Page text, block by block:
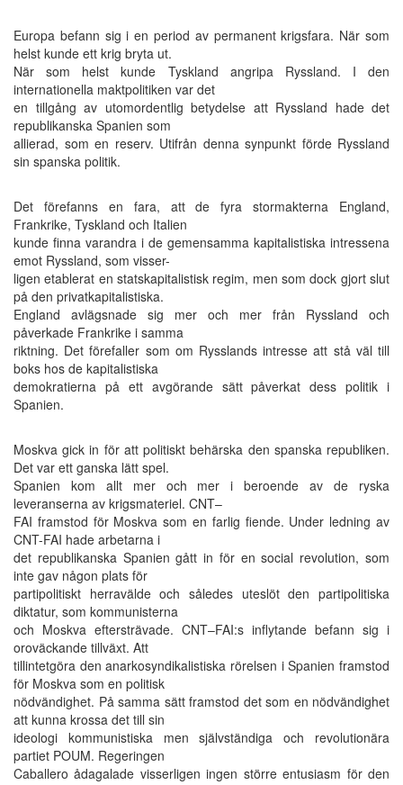
Europa befann sig i en period av permanent krigsfara. När som
helst kunde ett krig bryta ut.
När som helst kunde Tyskland angripa Ryssland. I den
internationella maktpolitiken var det
en tillgång av utomordentlig betydelse att Ryssland hade det
republikanska Spanien som
allierad, som en reserv. Utifrån denna synpunkt förde Ryssland
sin spanska politik.
Det förefanns en fara, att de fyra stormakterna England,
Frankrike, Tyskland och Italien
kunde finna varandra i de gemensamma kapitalistiska intressena
emot Ryssland, som visser-
ligen etablerat en statskapitalistisk regim, men som dock gjort slut
på den privatkapitalistiska.
England avlägsnade sig mer och mer från Ryssland och
påverkade Frankrike i samma
riktning. Det förefaller som om Rysslands intresse att stå väl till
boks hos de kapitalistiska
demokratierna på ett avgörande sätt påverkat dess politik i
Spanien.
Moskva gick in för att politiskt behärska den spanska republiken.
Det var ett ganska lätt spel.
Spanien kom allt mer och mer i beroende av de ryska
leveranserna av krigsmateriel. CNT–
FAI framstod för Moskva som en farlig fiende. Under ledning av
CNT-FAI hade arbetarna i
det republikanska Spanien gått in för en social revolution, som
inte gav någon plats för
partipolitiskt herravälde och således uteslöt den partipolitiska
diktatur, som kommunisterna
och Moskva eftersträvade. CNT–FAI:s inflytande befann sig i
oroväckande tillväxt. Att
tillintetgöra den anarkosyndikalistiska rörelsen i Spanien framstod
för Moskva som en politisk
nödvändighet. På samma sätt framstod det som en nödvändighet
att kunna krossa det till sin
ideologi kommunistiska men självständiga och revolutionära
partiet POUM. Regeringen
Caballero ådagalade visserligen ingen större entusiasm för den